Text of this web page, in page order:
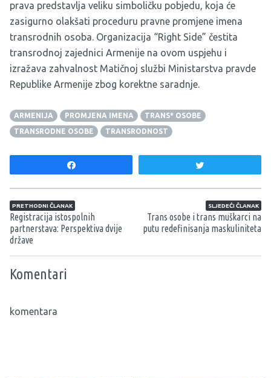
prava predstavlja veliku simboličku pobjedu, koja će
zasigurno olakšati proceduru pravne promjene imena
transrodnih osoba. Organizacija “Right Side” čestita
transrodnoj zajednici Armenije na ovom uspjehu i
izražava zahvalnost Matičnoj službi Ministarstva pravde
Republike Armenije zbog korektne saradnje.
ARMENIJA PROMJENA IMENA
TRANS* OSOBE
TRANSRODNE OSOBE
TRANSRODNOST
Navigacija članaka
PRETHODNI ČLANAK
Registracija istospolnih
partnerstava: Perspektiva dvije
države
SLJEDEĆI ČLANAK
Trans osobe i trans muškarci na
putu redefinisanja maskuliniteta
Komentari
komentara